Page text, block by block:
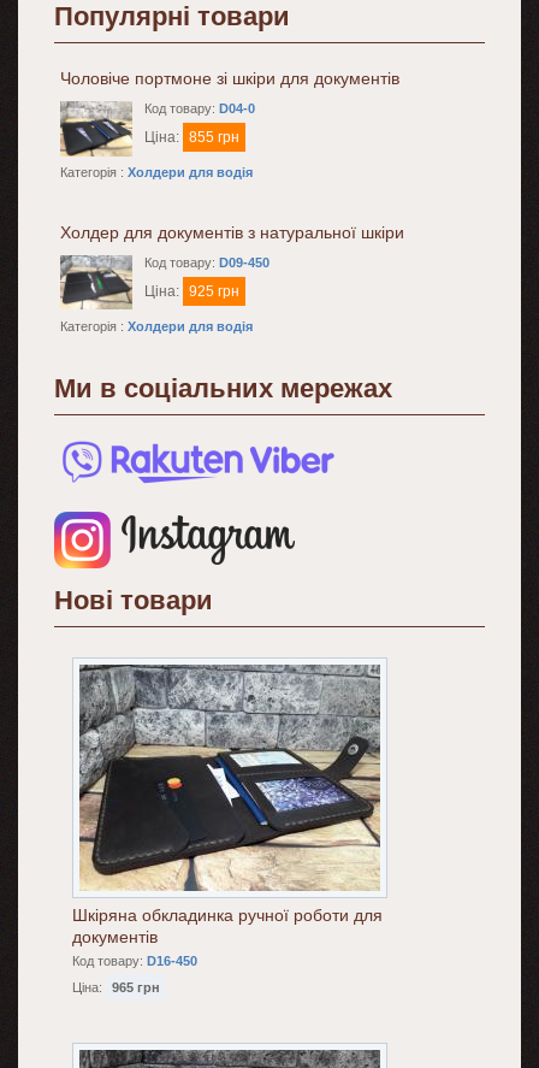
Популярні товари
Чоловіче портмоне зі шкіри для документів
Код товару: D04-0
Ціна: 855 грн
Категорія : Холдери для водія
Холдер для документів з натуральної шкіри
Код товару: D09-450
Ціна: 925 грн
Категорія : Холдери для водія
Ми в соціальних мережах
Нові товари
Шкіряна обкладинка ручної роботи для
документів
Код товару: D16-450
Ціна:
965 грн